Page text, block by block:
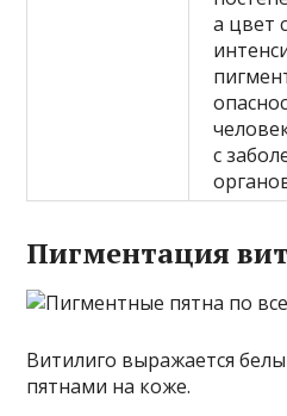
а цвет
с
Пигментация
Витилиго выражается
пятнами на коже.